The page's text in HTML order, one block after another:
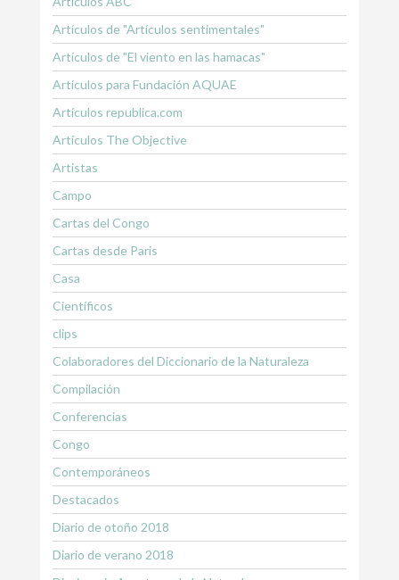
Artículos de "Artículos sentimentales"
Artículos de "El viento en las hamacas"
Artículos para Fundación AQUAE
Artículos republica.com
Artículos The Objective
Artistas
Campo
Cartas del Congo
Cartas desde Paris
Casa
Científicos
clips
Colaboradores del Diccionario de la Naturaleza
Compilación
Conferencias
Congo
Contemporáneos
Destacados
Diario de otoño 2018
Diario de verano 2018